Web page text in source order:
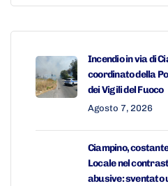
Incendio in via di
coordinato della
dei Vigili del Fuoco
Agosto 7, 2026
Ciampino,
Locale nel
abusive: sventato